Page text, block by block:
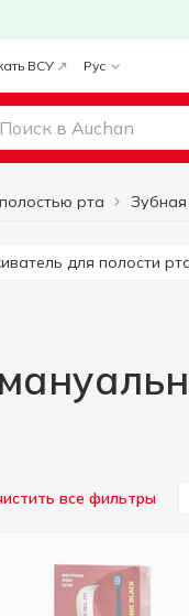
ВСУ Рус
рта
для полости
все фильтры